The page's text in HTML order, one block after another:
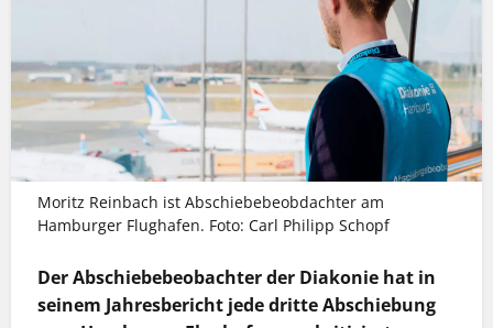
Moritz Reinbach ist Abschiebebeobdachter am
Hamburger Flughafen. Foto: Carl Philipp Schopf
Der Abschiebebeobachter der Diakonie hat in
seinem Jahresbericht jede dritte Abschiebung